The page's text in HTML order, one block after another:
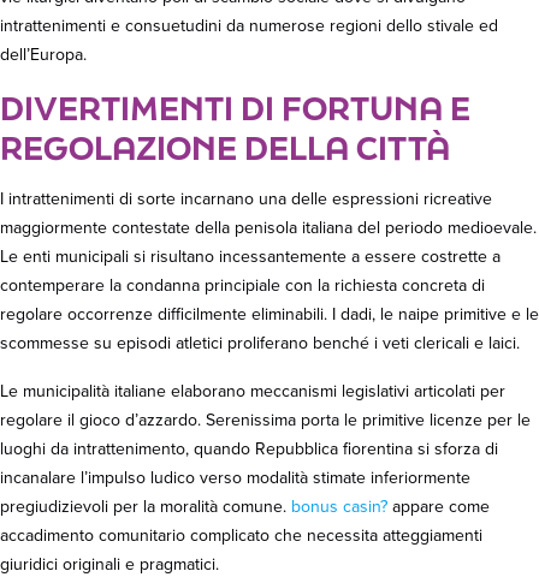
intrattenimenti e consuetudini da numerose regioni dello stivale ed
dell’Europa.
DIVERTIMENTI DI FORTUNA E
REGOLAZIONE DELLA CITTÀ
I intrattenimenti di sorte incarnano una delle espressioni ricreative
maggiormente contestate della penisola italiana del periodo medioevale.
Le enti municipali si risultano incessantemente a essere costrette a
contemperare la condanna principiale con la richiesta concreta di
regolare occorrenze difficilmente eliminabili. I dadi, le naipe primitive e le
scommesse su episodi atletici proliferano benché i veti clericali e laici.
Le municipalità italiane elaborano meccanismi legislativi articolati per
regolare il gioco d’azzardo. Serenissima porta le primitive licenze per le
luoghi da intrattenimento, quando Repubblica fiorentina si sforza di
incanalare l’impulso ludico verso modalità stimate inferiormente
pregiudizievoli per la moralità comune. bonus casin? appare come
accadimento comunitario complicato che necessita atteggiamenti
giuridici originali e pragmatici.